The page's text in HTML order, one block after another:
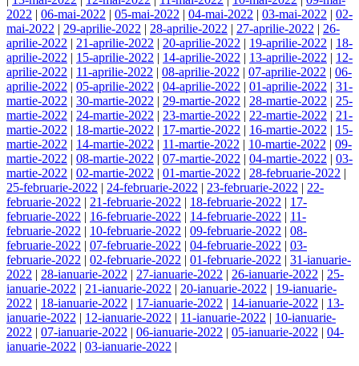
2022 | 06-mai-2022 | 05-mai-2022 | 04-mai-2022 | 03-mai-2022 | 02-
mai-2022 | 29-aprilie-2022 | 28-aprilie-2022 | 27-aprilie-2022 | 26-
aprilie-2022 | 21-aprilie-2022 | 20-aprilie-2022 | 19-aprilie-2022 | 18-
aprilie-2022 | 15-aprilie-2022 | 14-aprilie-2022 | 13-aprilie-2022 | 12-
aprilie-2022 | 11-aprilie-2022 | 08-aprilie-2022 | 07-aprilie-2022 | 06-
aprilie-2022 | 05-aprilie-2022 | 04-aprilie-2022 | 01-aprilie-2022 | 31-
martie-2022 | 30-martie-2022 | 29-martie-2022 | 28-martie-2022 | 25-
martie-2022 | 24-martie-2022 | 23-martie-2022 | 22-martie-2022 | 21-
martie-2022 | 18-martie-2022 | 17-martie-2022 | 16-martie-2022 | 15-
martie-2022 | 14-martie-2022 | 11-martie-2022 | 10-martie-2022 | 09-
martie-2022 | 08-martie-2022 | 07-martie-2022 | 04-martie-2022 | 03-
martie-2022 | 02-martie-2022 | 01-martie-2022 | 28-februarie-2022 |
25-februarie-2022 | 24-februarie-2022 | 23-februarie-2022 | 22-
februarie-2022 | 21-februarie-2022 | 18-februarie-2022 | 17-
februarie-2022 | 16-februarie-2022 | 14-februarie-2022 | 11-
februarie-2022 | 10-februarie-2022 | 09-februarie-2022 | 08-
februarie-2022 | 07-februarie-2022 | 04-februarie-2022 | 03-
februarie-2022 | 02-februarie-2022 | 01-februarie-2022 | 31-ianuarie-
2022 | 28-ianuarie-2022 | 27-ianuarie-2022 | 26-ianuarie-2022 | 25-
ianuarie-2022 | 21-ianuarie-2022 | 20-ianuarie-2022 | 19-ianuarie-
2022 | 18-ianuarie-2022 | 17-ianuarie-2022 | 14-ianuarie-2022 | 13-
ianuarie-2022 | 12-ianuarie-2022 | 11-ianuarie-2022 | 10-ianuarie-
2022 | 07-ianuarie-2022 | 06-ianuarie-2022 | 05-ianuarie-2022 | 04-
ianuarie-2022 | 03-ianuarie-2022 |